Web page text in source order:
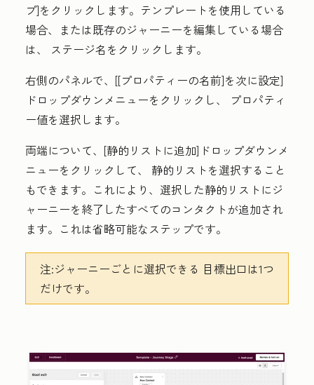
プ]をクリックします。テンプレートを使用している
場合、または既存のジャーニーを編集している場合
は、 ステージ名 をクリックします。
右側のパネルで、[[プロパティーの名前]を次に設定]
ドロップダウンメニューをクリックし、
プロパティ
ー値を選択します。
両端について、[静的リストに追加]ドロップダウンメ
ニューをクリックして、 静的リストを選択すること
もできます。これにより、選択した静的リストにジ
ャーニーを終了したすべてのコンタクトが追加され
ます。これは省略可能なステップです。
注:ジャーニーごとに選択できる 目標出口 は1つ
だけです。